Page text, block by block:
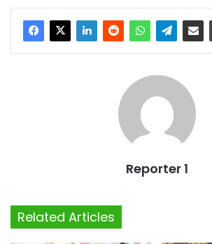
Reporter 1
Related Articles